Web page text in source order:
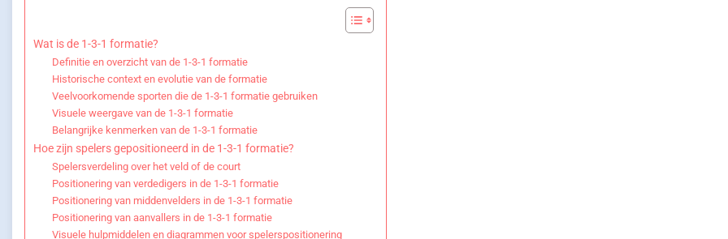
Wat is de 1-3-1 formatie?
Definitie en overzicht van de 1-3-1 formatie
Historische context en evolutie van de formatie
Veelvoorkomende sporten die de 1-3-1 formatie gebruiken
Visuele weergave van de 1-3-1 formatie
Belangrijke kenmerken van de 1-3-1 formatie
Hoe zijn spelers gepositioneerd in de 1-3-1 formatie?
Spelersverdeling over het veld of de court
Positionering van verdedigers in de 1-3-1 formatie
Positionering van middenvelders in de 1-3-1 formatie
Positionering van aanvallers in de 1-3-1 formatie
Visuele hulpmiddelen en diagrammen voor spelerspositionering